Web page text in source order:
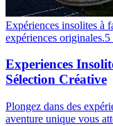
Expériences insolites à
expériences originales.5
Experiences
Sélection Créative
Plongez dans des
aventure unique vous